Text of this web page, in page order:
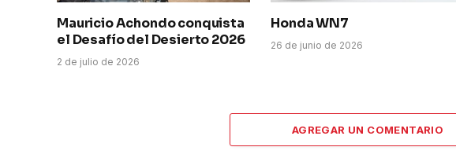
Mauricio Achondo conquista
el Desafío del Desierto 2026
2 de julio de 2026
Honda WN7
26 de junio de 2026
AGREGAR UN COMENTARIO